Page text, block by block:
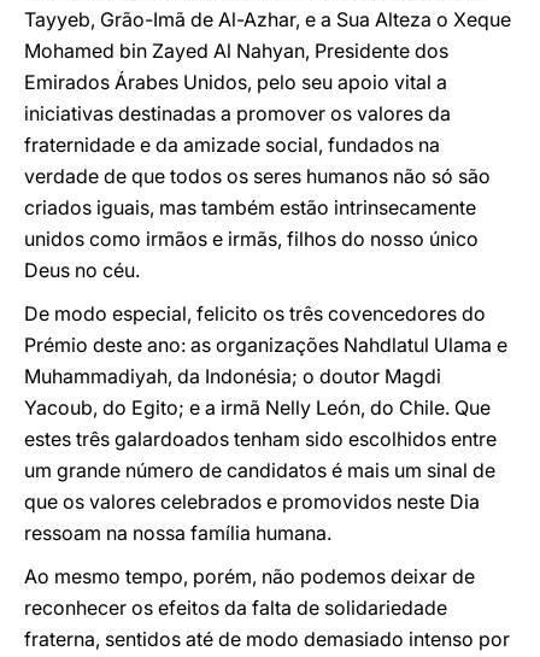
Tayyeb, Grão-Imã de Al-Azhar, e a Sua Alteza o Xeque
Mohamed bin Zayed Al Nahyan, Presidente dos
Emirados Árabes Unidos, pelo seu apoio vital a
iniciativas destinadas a promover os valores da
fraternidade e da amizade social, fundados na
verdade de que todos os seres humanos não só são
criados iguais, mas também estão intrinsecamente
unidos como irmãos e irmãs, filhos do nosso único
Deus no céu.
De modo especial, felicito os três covencedores do
Prémio deste ano: as organizações Nahdlatul Ulama e
Muhammadiyah, da Indonésia; o doutor Magdi
Yacoub, do Egito; e a irmã Nelly León, do Chile. Que
estes três galardoados tenham sido escolhidos entre
um grande número de candidatos é mais um sinal de
que os valores celebrados e promovidos neste Dia
ressoam na nossa família humana.
Ao mesmo tempo, porém, não podemos deixar de
reconhecer os efeitos da falta de solidariedade
fraterna, sentidos até de modo demasiado intenso por